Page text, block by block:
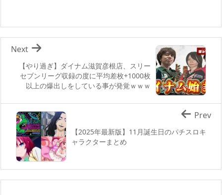
【やり過ぎ】ダイナム滋賀彦根店、スリー
セブンリーグ収録の度に平均差枚+1000枚
以上の爆出しをしている事が発覚ｗｗｗ
Next
【2025年最新版】11月誕生日のパチスロキ
ャラクターまとめ
Prev